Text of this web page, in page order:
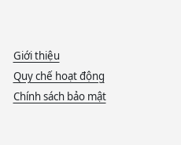
Giới thiệu
Quy chế hoạt động
Chính sách bảo mật